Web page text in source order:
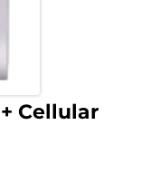
Cellular